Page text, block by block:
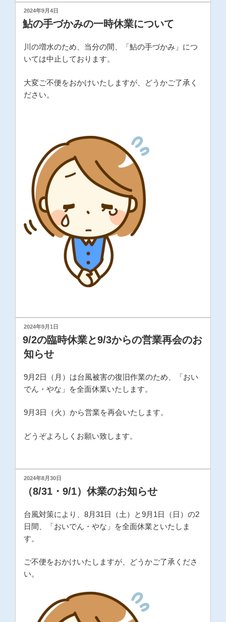
投
稿
日:
2024年9月4日
鮎の手づかみの一時休業について
川の増水のため、当分の間、「鮎の手づかみ」につ
いては中止しております。
大変ご不便をおかけいたしますが、どうかご了承く
ださい。
投
稿
日:
2024年9月1日
9/2の臨時休業と9/3からの営業再会のお
知らせ
9月2日（月）は台風被害の復旧作業のため、「おい
でん・やな」を全面休業いたします。
9月3日（火）から営業を再会いたします。
どうぞよろしくお願い致します。
投
日:
2024年8月30日
（8/31・9/1）休業のお知らせ
台風対策により、8月31日（土）と9月1日（日）の2
日間、「おいでん・やな」を全面休業といたしま
す。
ご不便をおかけいたしますが、どうかご了承くださ
い。